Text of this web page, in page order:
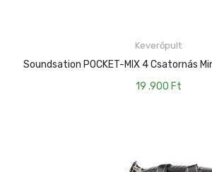
Keverőpult
Soundsation POCKET-MIX 4 Csatornás
19 .900 Ft